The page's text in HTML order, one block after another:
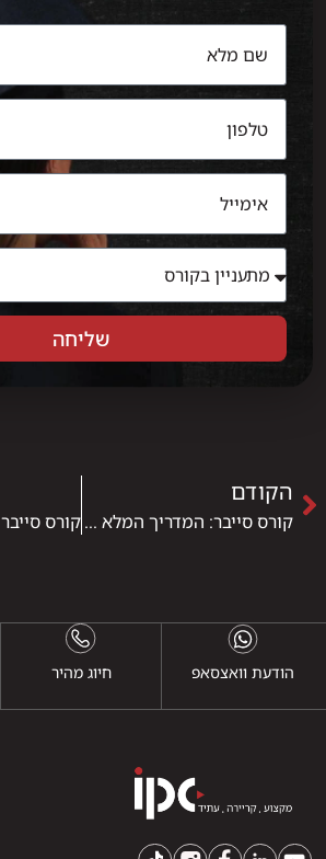
שליחה
הקודם
קורס סייבר: המדריך המלא לכניסה לתחום אבטחת המידע ב-2026
הודעת וואצסאפ חיוג מהיר